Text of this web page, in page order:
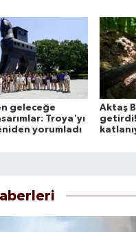
geleceğe
Troya'yı
yorumladı
Aktaş